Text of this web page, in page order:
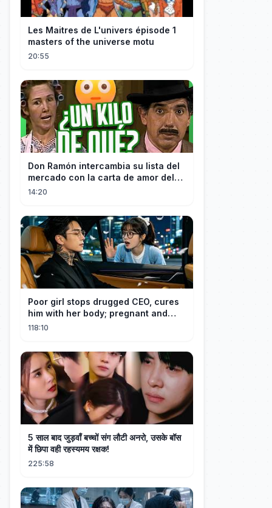
Les Maitres de L'univers épisode 1
masters of the universe motu
20:55
Don Ramón intercambia su lista del
mercado con la carta de amor del
Profesor
14:20
Poor girl stops drugged CEO, cures
him with her body; pregnant and
cherished
118:10
5 साल बाद जुड़वाँ बच्चों संग लौटी अनरो, उसके बॉस
में छिपा वही रहस्यमय रक्षक!
225:58